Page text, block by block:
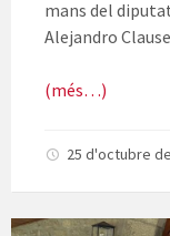
mans del
Alejandro
(més…)
25 d'octubre